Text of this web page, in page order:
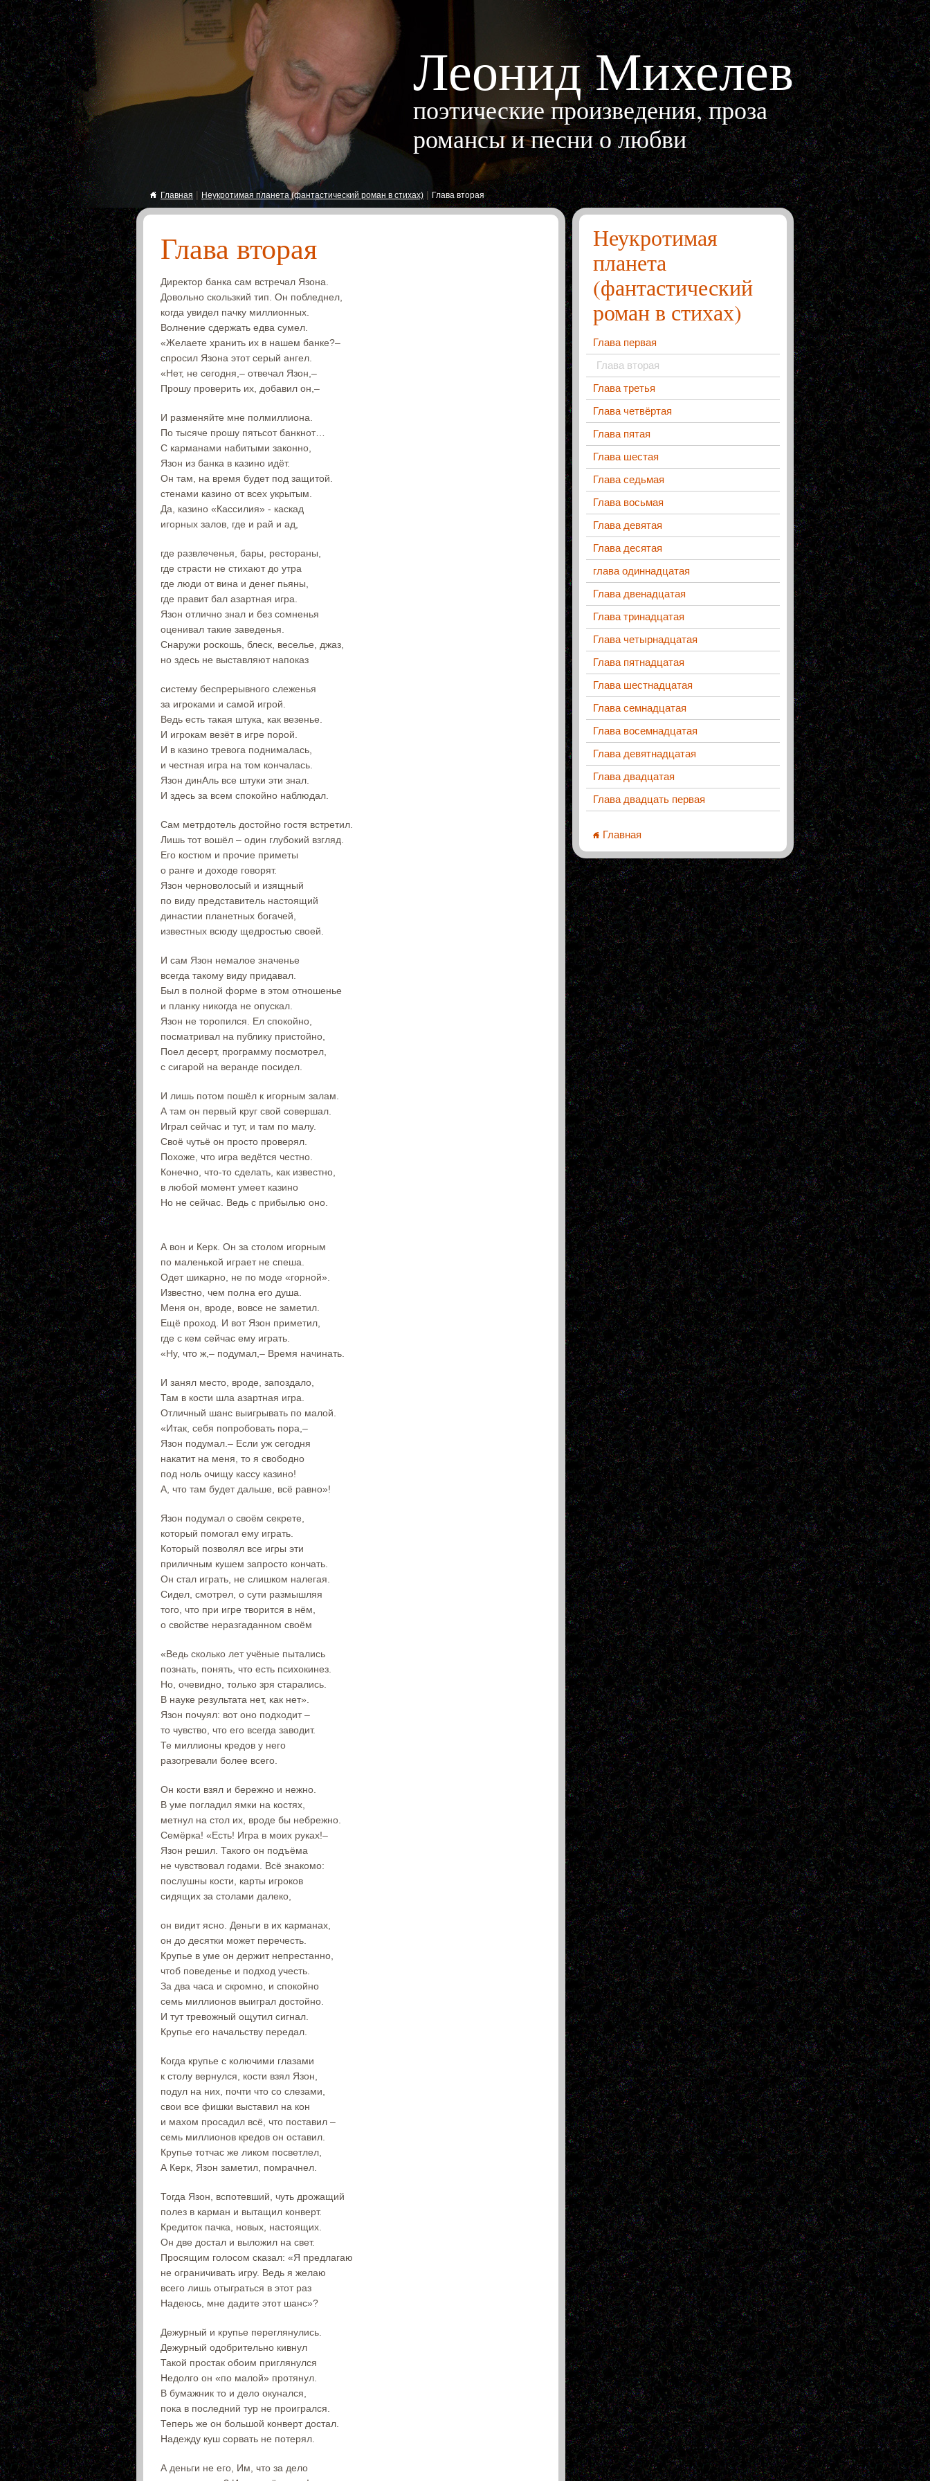
Леонид Михелев
поэтические произведения, проза
романсы и песни о любви
Главная | Неукротимая планета (фантастический роман в стихах) | Глава вторая
Глава вторая
Директор банка сам встречал Язона.
Довольно скользкий тип. Он побледнел,
когда увидел пачку миллионных.
Волнение сдержать едва сумел.
«Желаете хранить их в нашем банке?–
спросил Язона этот серый ангел.
«Нет, не сегодня,– отвечал Язон,–
Прошу проверить их, добавил он,–
И разменяйте мне полмиллиона.
По тысяче прошу пятьсот банкнот…
С карманами набитыми законно,
Язон из банка в казино идёт.
Он там, на время будет под защитой.
стенами казино от всех укрытым.
Да, казино «Кассилия» - каскад
игорных залов, где и рай и ад,
где развлеченья, бары, рестораны,
где страсти не стихают до утра
где люди от вина и денег пьяны,
где правит бал азартная игра.
Язон отлично знал и без сомненья
оценивал такие заведенья.
Снаружи роскошь, блеск, веселье, джаз,
но здесь не выставляют напоказ
систему беспрерывного слеженья
за игроками и самой игрой.
Ведь есть такая штука, как везенье.
И игрокам везёт в игре порой.
И в казино тревога поднималась,
и честная игра на том кончалась.
Язон динАль все штуки эти знал.
И здесь за всем спокойно наблюдал.
Сам метрдотель достойно гостя встретил.
Лишь тот вошёл – один глубокий взгляд.
Его костюм и прочие приметы
о ранге и доходе говорят.
Язон черноволосый и изящный
по виду представитель настоящий
династии планетных богачей,
известных всюду щедростью своей.
И сам Язон немалое значенье
всегда такому виду придавал.
Был в полной форме в этом отношенье
и планку никогда не опускал.
Язон не торопился. Ел спокойно,
посматривал на публику пристойно,
Поел десерт, программу посмотрел,
с сигарой на веранде посидел.
И лишь потом пошёл к игорным залам.
А там он первый круг свой совершал.
Играл сейчас и тут, и там по малу.
Своё чутьё он просто проверял.
Похоже, что игра ведётся честно.
Конечно, что-то сделать, как известно,
в любой момент умеет казино
Но не сейчас. Ведь с прибылью оно.
А вон и Керк. Он за столом игорным
по маленькой играет не спеша.
Одет шикарно, не по моде «горной».
Известно, чем полна его душа.
Меня он, вроде, вовсе не заметил.
Ещё проход. И вот Язон приметил,
где с кем сейчас ему играть.
«Ну, что ж,– подумал,– Время начинать.
И занял место, вроде, запоздало,
Там в кости шла азартная игра.
Отличный шанс выигрывать по малой.
«Итак, себя попробовать пора,–
Язон подумал.– Если уж сегодня
накатит на меня, то я свободно
под ноль очищу кассу казино!
А, что там будет дальше, всё равно»!
Язон подумал о своём секрете,
который помогал ему играть.
Который позволял все игры эти
приличным кушем запросто кончать.
Он стал играть, не слишком налегая.
Сидел, смотрел, о сути размышляя
того, что при игре творится в нём,
о свойстве неразгаданном своём
«Ведь сколько лет учёные пытались
познать, понять, что есть психокинез.
Но, очевидно, только зря старались.
В науке результата нет, как нет».
Язон почуял: вот оно подходит –
то чувство, что его всегда заводит.
Те миллионы кредов у него
разогревали более всего.
Он кости взял и бережно и нежно.
В уме погладил ямки на костях,
метнул на стол их, вроде бы небрежно.
Семёрка! «Есть! Игра в моих руках!–
Язон решил. Такого он подъёма
не чувствовал годами. Всё знакомо:
послушны кости, карты игроков
сидящих за столами далеко,
он видит ясно. Деньги в их карманах,
он до десятки может перечесть.
Крупье в уме он держит непрестанно,
чтоб поведенье и подход учесть.
За два часа и скромно, и спокойно
семь миллионов выиграл достойно.
И тут тревожный ощутил сигнал.
Крупье его начальству передал.
Когда крупье с колючими глазами
к столу вернулся, кости взял Язон,
подул на них, почти что со слезами,
свои все фишки выставил на кон
и махом просадил всё, что поставил –
семь миллионов кредов он оставил.
Крупье тотчас же ликом посветлел,
А Керк, Язон заметил, помрачнел.
Тогда Язон, вспотевший, чуть дрожащий
полез в карман и вытащил конверт.
Кредиток пачка, новых, настоящих.
Он две достал и выложил на свет.
Просящим голосом сказал: «Я предлагаю
не ограничивать игру. Ведь я желаю
всего лишь отыграться в этот раз
Надеюсь, мне дадите этот шанс»?
Дежурный и крупье переглянулись.
Дежурный одобрительно кивнул
Такой простак обоим приглянулся
Недолго он «по малой» протянул.
В бумажник то и дело окунался,
пока в последний тур не проигрался.
Теперь же он большой конверт достал.
Надежду куш сорвать не потерял.
А деньги не его, Им, что за дело
Неукротимая
планета
(фантастический
роман в стихах)
Глава первая
Глава вторая
Глава третья
Глава четвёртая
Глава пятая
Глава шестая
Глава седьмая
Глава восьмая
Глава девятая
Глава десятая
глава одиннадцатая
Глава двенадцатая
Глава тринадцатая
Глава четырнадцатая
Глава пятнадцатая
Глава шестнадцатая
Глава семнадцатая
Глава восемнадцатая
Глава девятнадцатая
Глава двадцатая
Глава двадцать первая
Главная